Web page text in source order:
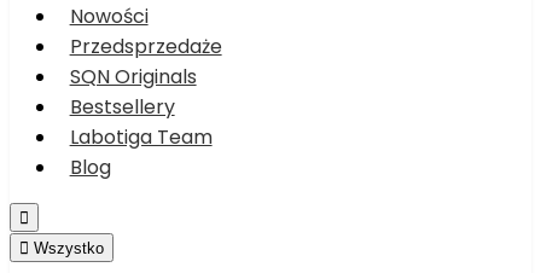
Nowości
Przedsprzedaże
SQN Originals
Bestsellery
Labotiga Team
Blog

 Wszystko